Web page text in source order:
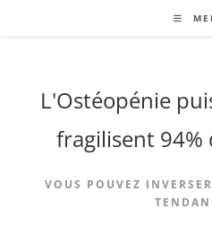
L'Ostéopénie
fragilisent 94%
VOUS POUVEZ